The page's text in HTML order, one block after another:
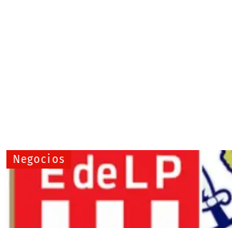
Negocios